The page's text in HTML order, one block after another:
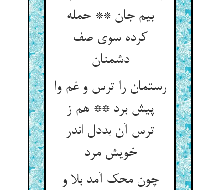
بیم جان ** حمله
کرده سوی صف
دشمنان
رستمان را ترس و غم وا
پیش برد ** هم ز
ترس آن بددل اندر
خویش مرد
چون محک آمد بلا و